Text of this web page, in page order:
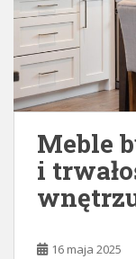
Meble
i
16 maja 2025